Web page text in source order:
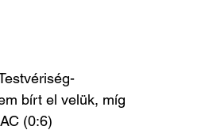
bírt el velük, míg
(0:6)